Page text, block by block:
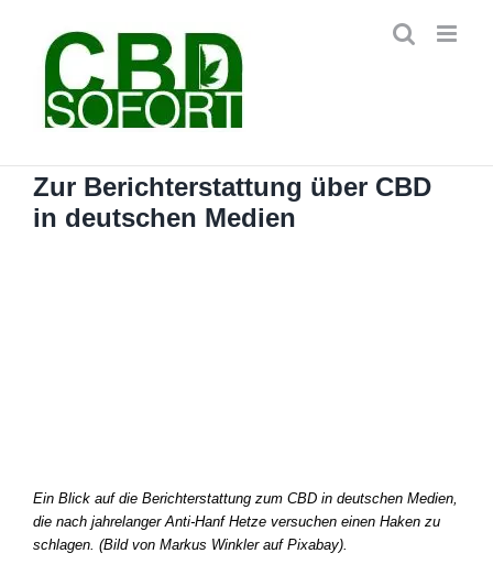
springen
Zur Berichterstattung über CBD
in deutschen Medien
Ein Blick auf die Berichterstattung zum CBD in deutschen Medien,
die nach jahrelanger Anti-Hanf Hetze versuchen einen Haken zu
schlagen. (Bild von Markus Winkler auf Pixabay).